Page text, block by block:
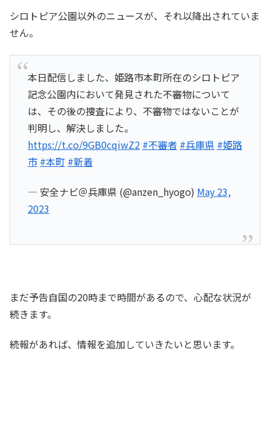
シロトピア公園以外のニュースが、それ以降出されていま
せん。
本日配信しました、姫路市本町所在のシロトピア
記念公園内において発見された不審物について
は、その後の捜査により、不審物ではないことが
判明し、解決しました。
https://t.co/9GB0cqiwZ2 #不審者 #兵庫県 #姫路
市 #本町 #新着
— 安全ナビ＠兵庫県 (@anzen_hyogo) May 23,
2023
まだ予告自国の20時まで時間があるので、心配な状況が
続きます。
続報があれば、情報を追加していきたいと思います。